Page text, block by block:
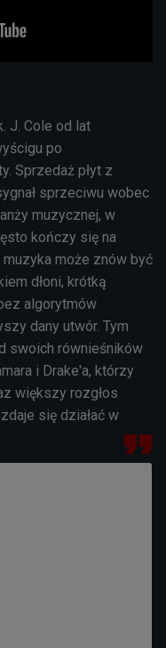
J. Cole od lat
po
Sprzedaż płyt z
sprzeciwu wobec
muzycznej, w
kończy się na
muzyka może znów być
dłoni, krótką
algorytmów
dany utwór. Tym
swoich równieśników
i Drake'a, którzy
większy rozgłos
się działać w